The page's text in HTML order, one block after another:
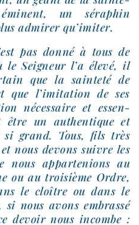
un séra­phin
admi­rer qu’imiter.
pas don­né à tous de
Seigneur l’a éle­vé, il
que la sain­te­té de
que l’i­mi­ta­tion de ses
néces­saire et essen­
un authen­tique et
si grand. Tous, fils très
nous devons suivre les
nous appar­te­nions au
ou au troi­sième Ordre,
le cloître ou dans le
nous avons embras­sé
devoir nous incombe :